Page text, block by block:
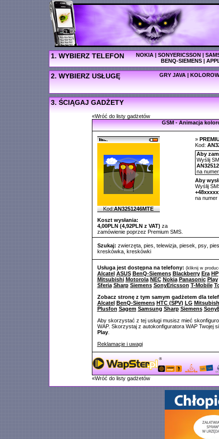
1. WYBIERZ TELEFON NOKIA|SONYERICSSON|
BENQ-SIEMENS|
2. WYBIERZ USŁUGĘ GRY JAVA |
3. ŚCIĄGAJ GADŻETY
«Wróć do listy gadżetów
GSM - Animacja
Kod:AN3251246MTE
Koszt wysłania:
4,00PLN (4,92PLN z VAT) za
zamówienie poprzez Premium SMS.
»
Kod:
Aby
Wyślij
na
Aby
Wyślij
na numer
Szukaj: zwierzęta, pies telewizja, piesek psy,
kreskówka, kreskówki
Usługa jest dostępna na telefony: (kliknij w
Alcatel ASUS BenQ-Siemens Blackberry Era HP
Mitsubishi Motorola NEC Nokia Panasonic Play
Sferia Sharp Siemens SonyEricsson T-Mobile
Zobacz stronę z tym samym gadżetem dla
Alcatel BenQ-Siemens HTC (SPV) LG
Plusfon Sagem Samsung Sharp Siemens
Aby skorzystać z tej usługi musisz mieć
WAP. Skorzystaj z autokonfiguratora WAP Twojej
Play.
Reklamacje i uwagi
«Wróć do listy gadżetów